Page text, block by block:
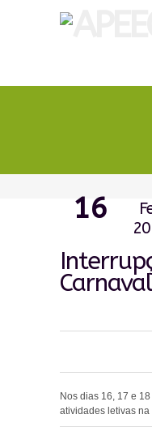
16
Carnaval
Nos dias 16, 17 e
atividades letivas na